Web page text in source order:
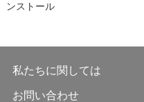
ンストール
私たちに関しては
お問い合わせ